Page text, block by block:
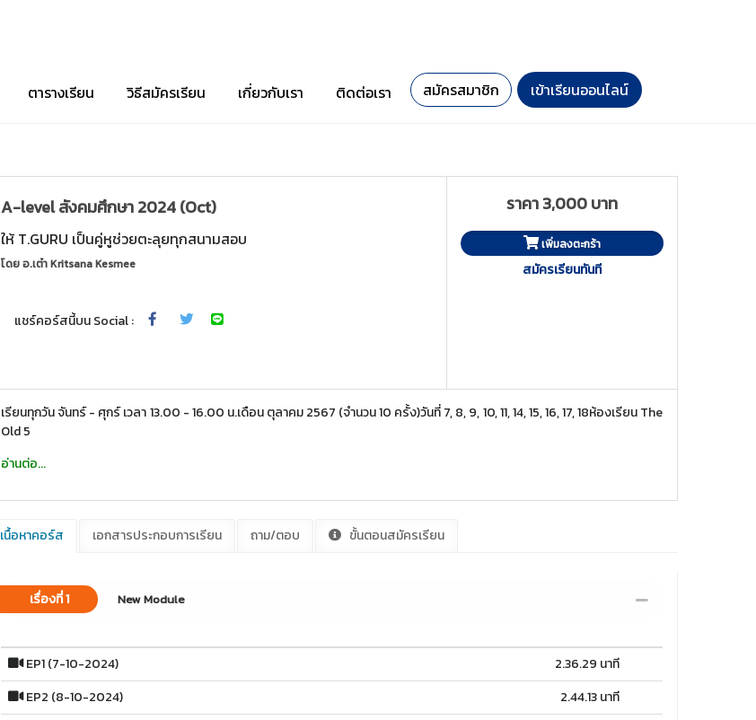
ตารางเรียน วิธีสมัครเรียน เกี่ยวกับเรา ติดต่อเรา สมัครสมาชิก เข้าเรียนออนไลน์
A-level สังคมศึกษา 2024 (Oct)
ให้ T.GURU เป็นคู่หูช่วยตะลุยทุกสนามสอบ
โดยอ.เต๋า Kritsana Kesmee
แชร์คอร์สนี้บน Social :
ราคา 3,000 บาท
เพิ่มลงตะกร้า
สมัครเรียนทันที
เรียนทุกวัน จันทร์ - ศุกร์ เวลา 13.00 - 16.00 น.เดือน ตุลาคม 2567 (จำนวน 10 ครั้ง)วันที่ 7, 8, 9, 10, 11, 14, 15, 16, 17, 18ห้องเรียน The
Old 5
อ่านต่อ...
เนื้อหาคอร์ส เอกสารประกอบการเรียน ถาม/ตอบ ขั้นตอนสมัครเรียน
เรื่องที่ 1 New Module
EP1 (7-10-2024)
2.36.29 นาที
EP2 (8-10-2024)
2.44.13 นาที